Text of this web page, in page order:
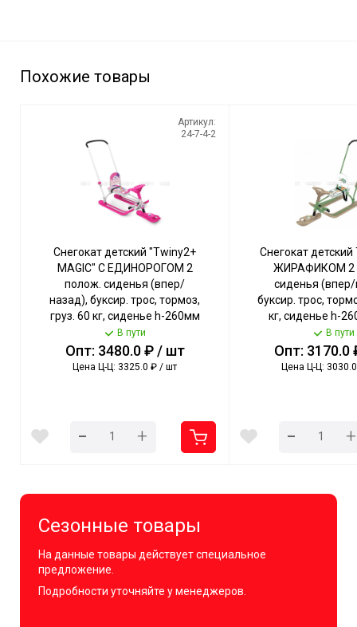
Похожие товары
Артикул:
24-7-4-2
Снегокат детский "Twiny2+
MAGIC" С ЕДИНОРОГОМ 2
полож. сиденья (впер/
назад), буксир. трос, тормоз,
груз. 60 кг, сиденье h-260мм
арт. TW2-М/ЕР NIKA [1]
В пути
Опт: 3480.0 ₽ / шт
Цена Ц-Ц: 3325.0 ₽ / шт
- +
Снегокат
ЖИРАФИКОМ 2
сиденья
буксир. трос,
кг, сиденье h-
TW2+/ЖВ пути
Опт: 3170.0
Цена Ц-Ц:
- +
Сезонные товары
На данные товары действует специальное
предложение.
Подробности уточняйте у менеджеров.